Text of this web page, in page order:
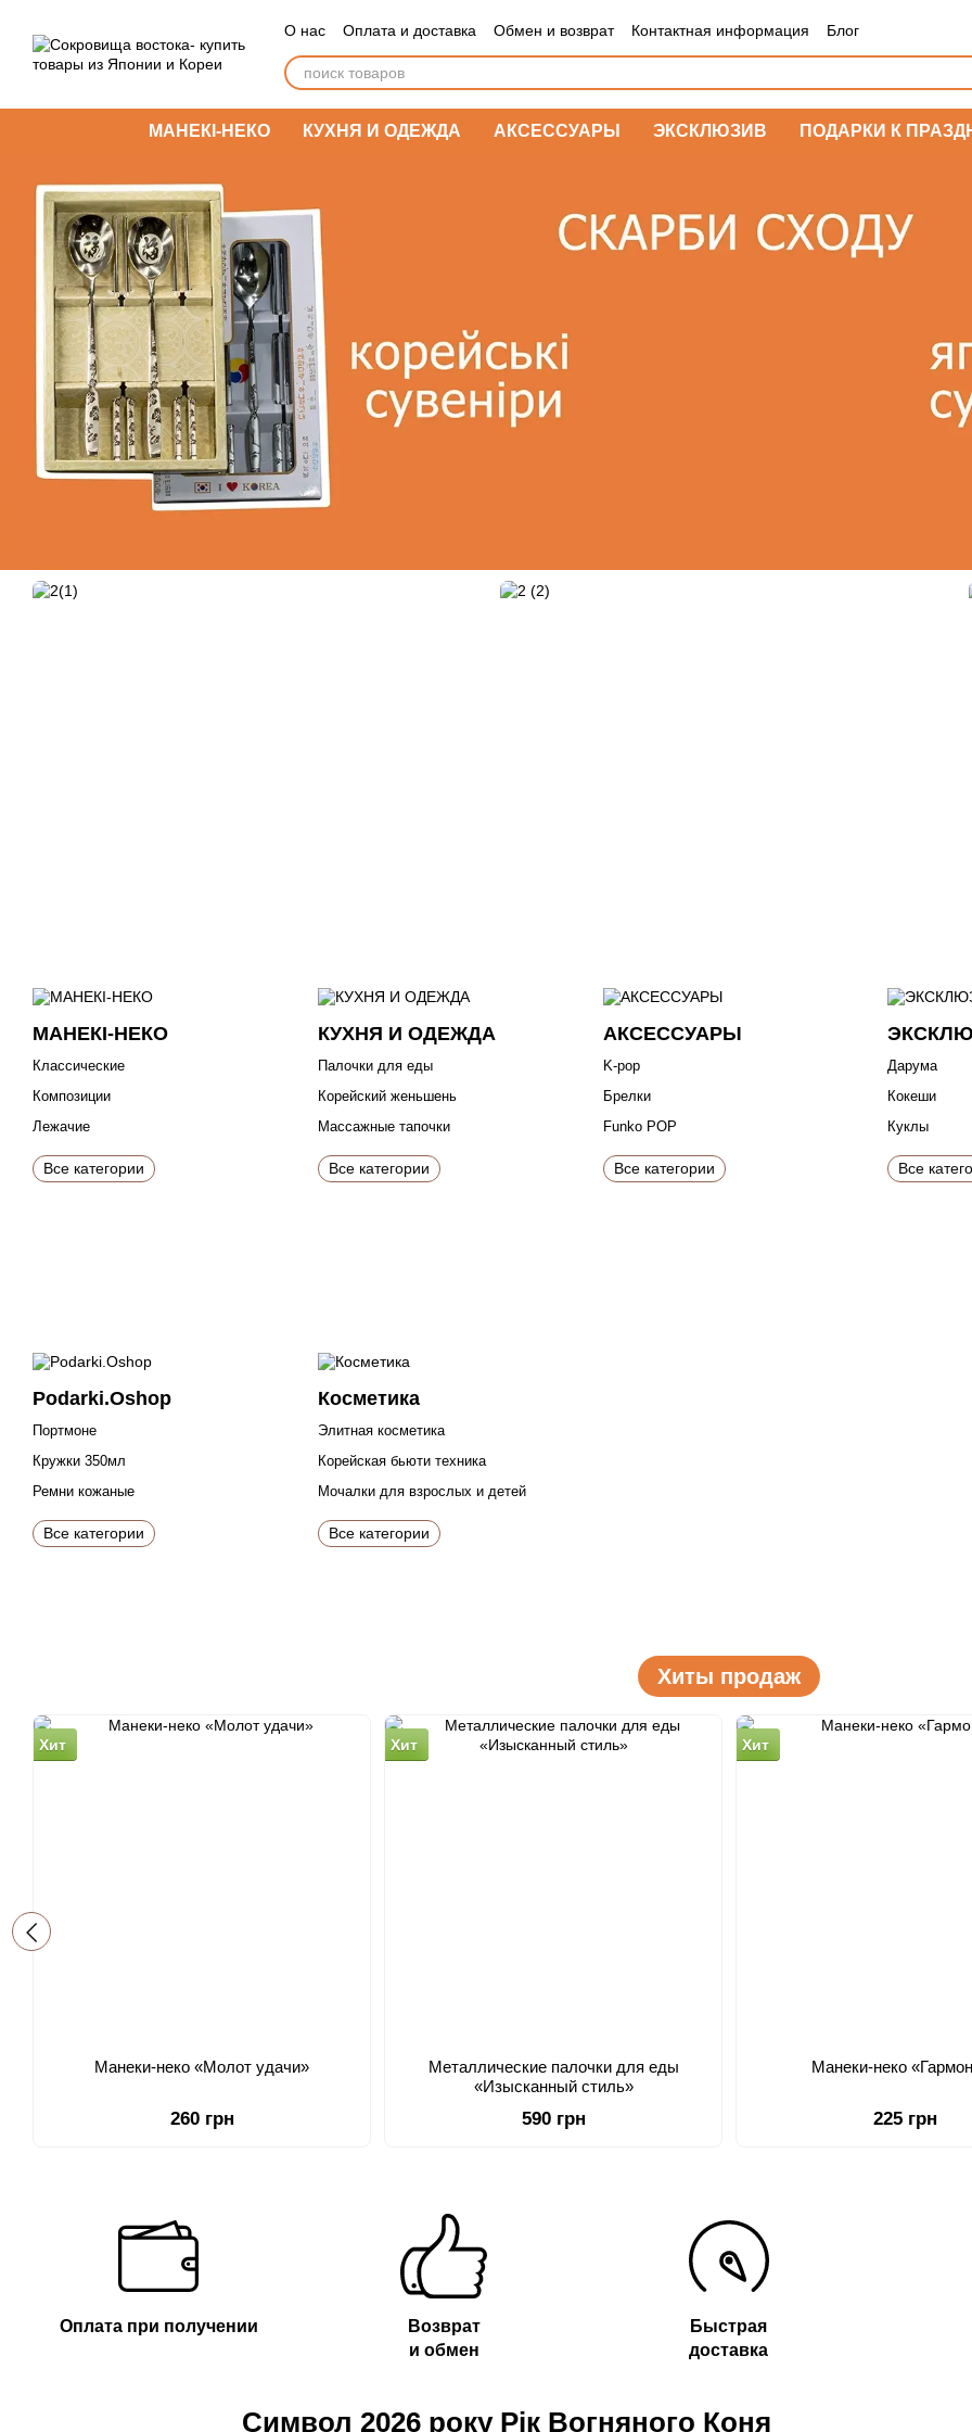
О нас Оплата и доставка Обмен и возврат Контактная информация Блог
МАНЕКІ-НЕКО КУХНЯ И ОДЕЖДА АКСЕССУАРЫ ЭКСКЛЮЗИВ ПОДАРКИ К
МАНЕКІ-НЕКО
Классические
Композиции
Лежачие
Все категории
КУХНЯ И ОДЕЖДА
Палочки для еды
Корейский женьшень
Массажные тапочки
Все категории
АКСЕССУАРЫ
K-pop
Брелки
Funko POP
Все категории
Дарума
Кокеши
Куклы
Все
Podarki.Oshop
Портмоне
Кружки 350мл
Ремни кожаные
Все категории
Косметика
Элитная косметика
Корейская бьюти техника
Мочалки для взрослых и детей
Все категории
Хиты продаж
Хит
Манеки-неко «Молот удачи»
260 грн
Хит
Металлические палочки для еды
«Изысканный стиль»
590 грн
Хит
Манеки-неко
225 грн
Оплата при получении
Возврат
и обмен
Быстрая
доставка
Символ 2026 року Рік Вогняного Коня